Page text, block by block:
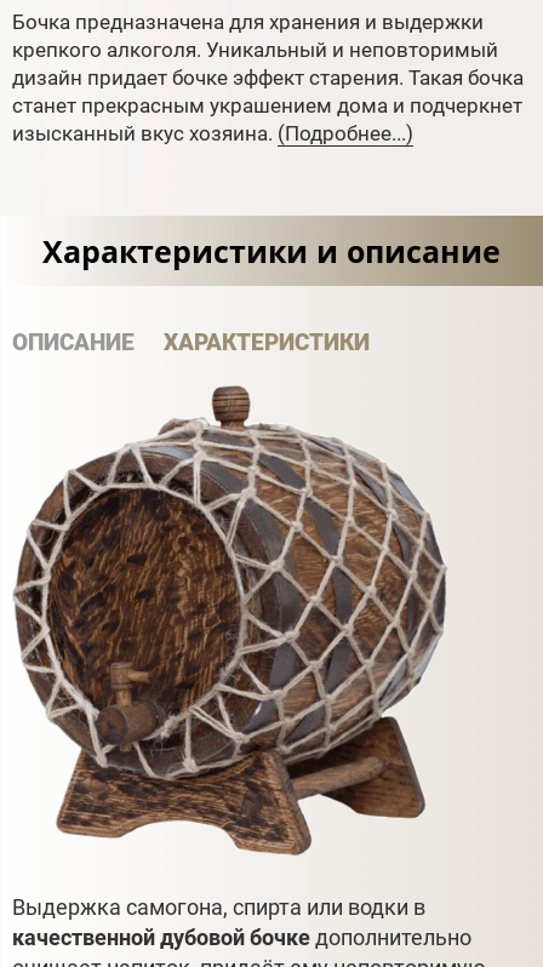
Бочка предназначена для хранения и выдержки
крепкого алкоголя. Уникальный и неповторимый
дизайн придает бочке эффект старения. Такая бочка
станет прекрасным украшением дома и подчеркнет
изысканный вкус хозяина. (Подробнее...)
Характеристики и описание
ОПИСАНИЕ ХАРАКТЕРИСТИКИ
Выдержка самогона, спирта или водки в
качественной дубовой бочкедополнительно